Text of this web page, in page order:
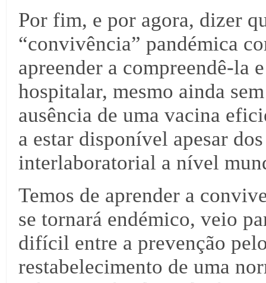
Por fim, e por agora, dizer
“convivência” pandémica
apreender a compreendê-la
hospitalar, mesmo ainda
ausência de uma vacina
a estar disponível apesar
interlaboratorial a nível
Temos de aprender a
se tornará endémico, veio
difícil entre a prevenção
restabelecimento de uma